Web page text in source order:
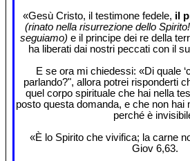
«Gesù Cristo, il testimone fedele, il
(rinato nella risurrezione dello
seguiamo) e il principe dei re della
ha liberati dai nostri peccati con il
E se ora mi chiedessi: «Di quale
parlando?", allora potrei risponderti
quel corpo spirituale che hai nella
posto questa domanda, e che non hai
perché è
«È lo Spirito che vivifica; la carne
Giov 6,63.